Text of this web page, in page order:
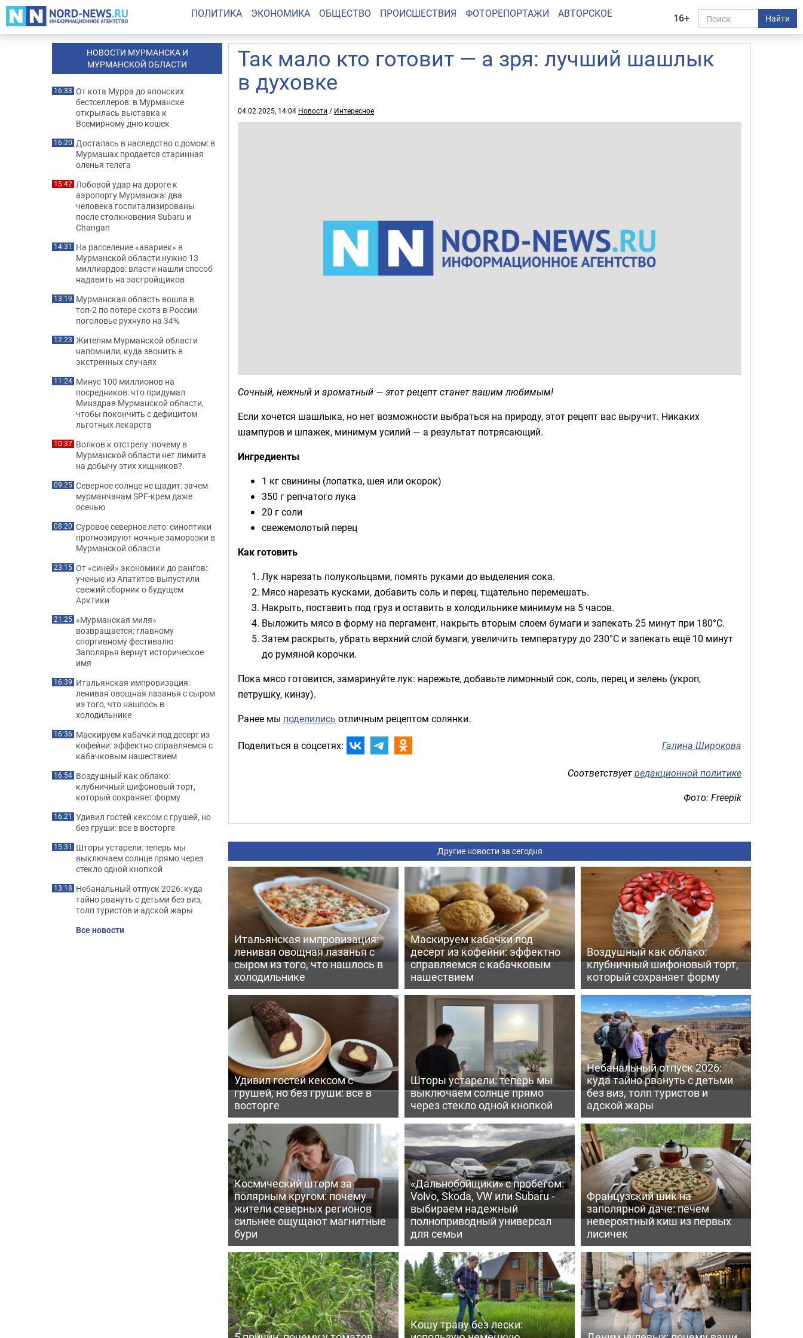
16+ Найти
ПОЛИТИКА ЭКОНОМИКА ОБЩЕСТВО ПРОИСШЕСТВИЯ ФОТОРЕПОРТАЖИ АВТОРСКОЕ
Так мало кто готовит — а зря: лучший шашлык
в духовке
04.02.2025, 14:04 Новости / Интересное
Сочный, нежный и ароматный — этот рецепт станет вашим любимым!
Если хочется шашлыка, но нет возможности выбраться на природу, этот рецепт вас выручит. Никаких
шампуров и шпажек, минимум усилий — а результат потрясающий.
Ингредиенты
1 кг свинины (лопатка, шея или окорок)
350 г репчатого лука
20 г соли
свежемолотый перец
Как готовить
Лук нарезать полукольцами, помять руками до выделения сока.
Мясо нарезать кусками, добавить соль и перец, тщательно перемешать.
Накрыть, поставить под груз и оставить в холодильнике минимум на 5 часов.
Выложить мясо в форму на пергамент, накрыть вторым слоем бумаги и запекать 25 минут при 180°C.
Затем раскрыть, убрать верхний слой бумаги, увеличить температуру до 230°C и запекать ещё 10 минут
до румяной корочки.
Пока мясо готовится, замаринуйте лук: нарежьте, добавьте лимонный сок, соль, перец и зелень (укроп,
петрушку, кинзу).
Ранее мы поделились отличным рецептом солянки.
Поделиться в соцсетях: Галина Широкова
Соответствуетредакционной политике
Фото: Freepik
Другие новости за сегодня
Итальянская импровизация:
ленивая овощная лазанья с
сыром из того, что нашлось в
холодильнике
Маскируем кабачки под
десерт из кофейни: эффектно
справляемся с кабачковым
нашествием
Воздушный как облако:
клубничный шифоновый торт,
который сохраняет форму
Удивил гостей кексом с
грушей, но без груши: все в
восторге
Шторы устарели: теперь мы
выключаем солнце прямо
через стекло одной кнопкой
Небанальный отпуск 2026:
куда тайно рвануть с детьми
без виз, толп туристов и
адской жары
Космический шторм за
полярным кругом: почему
жители северных регионов
сильнее ощущают магнитные
бури
«Дальнобойщики» с пробегом:
Volvo, Skoda, VW или Subaru -
выбираем надежный
полноприводный универсал
для семьи
Французский шик на
заполярной даче: печем
невероятный киш из первых
лисичек
Кошу траву без лески:
НОВОСТИ МУРМАНСКА И
МУРМАНСКОЙ ОБЛАСТИ
16:33 От кота Мурра до японских
бестселлеров: в Мурманске
открылась выставка к
Всемирному дню кошек
16:20 Досталась в наследство с домом: в
Мурмашах продается старинная
оленья телега
15:42 Лобовой удар на дороге к
аэропорту Мурманска: два
человека госпитализированы
после столкновения Subaru и
Changan
14:31 На расселение «авариек» в
Мурманской области нужно 13
миллиардов: власти нашли способ
надавить на застройщиков
13:19 Мурманская область вошла в
топ-2 по потере скота в России:
поголовье рухнуло на 34%
12:23 Жителям Мурманской области
напомнили, куда звонить в
экстренных случаях
11:24 Минус 100 миллионов на
посредников: что придумал
Минздрав Мурманской области,
чтобы покончить с дефицитом
льготных лекарств
10:37 Волков к отстрелу: почему в
Мурманской области нет лимита
на добычу этих хищников?
09:25 Северное солнце не щадит: зачем
мурманчанам SPF-крем даже
осенью
08:20 Суровое северное лето: синоптики
прогнозируют ночные заморозки в
Мурманской области
23:15 От «синей» экономики до рангов:
ученые из Апатитов выпустили
свежий сборник о будущем
Арктики
21:25 «Мурманская миля»
возвращается: главному
спортивному фестивалю
Заполярья вернут историческое
имя
16:39 Итальянская импровизация:
ленивая овощная лазанья с сыром
из того, что нашлось в
холодильнике
16:36 Маскируем кабачки под десерт из
кофейни: эффектно справляемся с
кабачковым нашествием
16:54 Воздушный как облако:
клубничный шифоновый торт,
который сохраняет форму
16:21 Удивил гостей кексом с грушей, но
без груши: все в восторге
15:31 Шторы устарели: теперь мы
выключаем солнце прямо через
стекло одной кнопкой
13:18 Небанальный отпуск 2026: куда
тайно рвануть с детьми без виз,
толп туристов и адской жары
Все новости